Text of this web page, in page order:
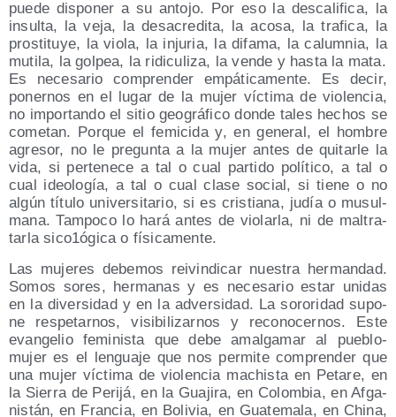
pue­de dis­po­ner a su anto­jo. Por eso la des­ca­li­fi­ca, la
insul­ta, la veja, la des­acre­di­ta, la aco­sa, la tra­fi­ca, la
pros­ti­tu­ye, la vio­la, la inju­ria, la difa­ma, la calum­nia, la
muti­la, la gol­pea, la ridi­cu­li­za, la ven­de y has­ta la mata.
Es nece­sa­rio com­pren­der empá­ti­ca­men­te. Es decir,
poner­nos en el lugar de la mujer víc­ti­ma de vio­len­cia,
no impor­tan­do el sitio geo­grá­fi­co don­de tales hechos se
come­tan. Por­que el femi­ci­da y, en gene­ral, el hom­bre
agre­sor, no le pre­gun­ta a la mujer antes de qui­tar­le la
vida, si per­te­ne­ce a tal o cual par­ti­do polí­ti­co, a tal o
cual ideo­lo­gía, a tal o cual cla­se social, si tie­ne o no
algún títu­lo uni­ver­si­ta­rio, si es cris­tia­na, judía o musul­
ma­na. Tam­po­co lo hará antes de vio­lar­la, ni de mal­tra­
tar­la sico1ógica o físicamente.
Las muje­res debe­mos rei­vin­di­car nues­tra her­man­dad.
Somos sores, her­ma­nas y es nece­sa­rio estar uni­das
en la diver­si­dad y en la adver­si­dad. La soro­ri­dad supo­
ne res­pe­tar­nos, visi­bi­li­zar­nos y reco­no­cer­nos. Este
evan­ge­lio femi­nis­ta que debe amal­ga­mar al pue­blo-
mujer es el len­gua­je que nos per­mi­te com­pren­der que
una mujer víc­ti­ma de vio­len­cia machis­ta en Peta­re, en
la Sie­rra de Peri­já, en la Gua­ji­ra, en Colom­bia, en Afga­
nis­tán, en Fran­cia, en Boli­via, en Gua­te­ma­la, en Chi­na,